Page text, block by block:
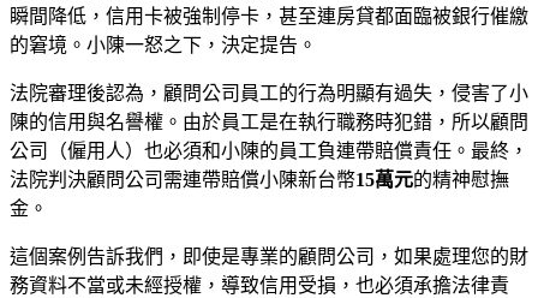
瞬間降低，信用卡被強制停卡，甚至連房貸都面臨被銀行催繳
的窘境。小陳一怒之下，決定提告。
法院審理後認為，顧問公司員工的行為明顯有過失，侵害了小
陳的信用與名譽權。由於員工是在執行職務時犯錯，所以顧問
公司（僱用人）也必須和小陳的員工負連帶賠償責任。最終，
法院判決顧問公司需連帶賠償小陳新台幣15萬元的精神慰撫
金。
這個案例告訴我們，即使是專業的顧問公司，如果處理您的財
務資料不當或未經授權，導致信用受損，也必須承擔法律責